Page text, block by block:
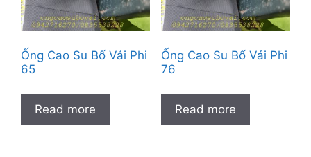
Ống Cao Su Bố Vải Phi
65
Read more
Ống Cao Su Bố Vải Phi
76
Read more